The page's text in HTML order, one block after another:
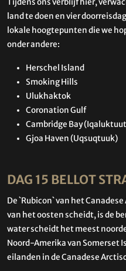
land te doen en vier
lokale hoogtepunten die we
onder andere:
Herschel Island
Smoking Hills
Ulukhaktok
Coronation Gulf
Cambridge Bay
Gjoa Haven (Uqsuqtuuk)
DAG 15 BELLOT
De `Rubicon` van het
van het oosten scheidt, is de
water scheidt het meest
Noord-Amerika van Somerset
eilanden in de Canadese